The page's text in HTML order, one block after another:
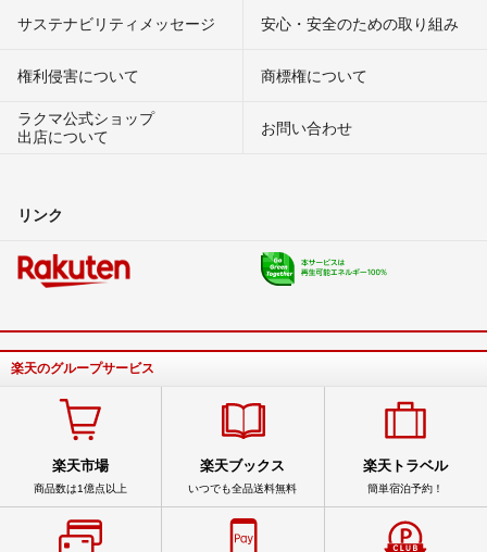
サステナビリティメッセージ 安心・安全のための取り組み
権利侵害について
商標権について
ラクマ公式ショップ
出店について
お問い合わせ
リンク
楽天のグループサービス
楽天市場
商品数は1億点以上
楽天ブックス
いつでも全品送料無料
楽天トラベル
簡単宿泊予約！